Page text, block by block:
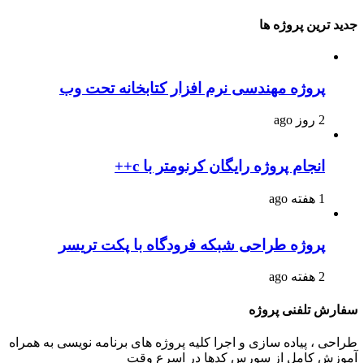
جدید ترین پروژه ها
پروژه مهندسی نرم افزار کتابخانه تحت وب
2 روز ago
انجام پروژه رایگان کرنومتر با c++
1 هفته ago
پروژه طراحی شبکه فرودگاه با پکت تریسر
2 هفته ago
سفارش تلفنی پروژه
طراحی ، پیاده سازی و اجرا کلیه پروژه های برنامه نویسی به همراه
آموزش کامل از سورس کدها در اسرع وقت